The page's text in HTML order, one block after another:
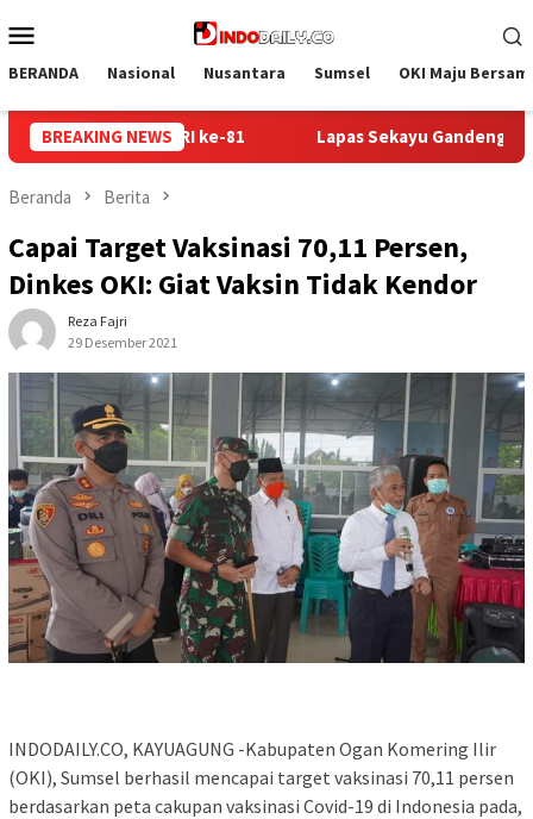
ke
Mobile
BERANDA Nasional Nusantara Sumsel OKI Maju
BREAKING NEWS
Sekayu Gandeng Kwarcab Muba Berikan Materi Dasar
Beranda Berita
Capai Target Vaksinasi 70,11 Persen,
Dinkes OKI: Giat Vaksin Tidak Kendor
Reza Fajri
29 Desember 2021
INDODAILY.CO, KAYUAGUNG -Kabupaten Ogan Komering Ilir
(OKI), Sumsel berhasil mencapai target vaksinasi 70,11 persen
berdasarkan peta cakupan vaksinasi Covid-19 di Indonesia pada,